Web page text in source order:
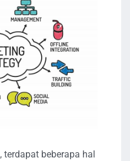
, terdapat beberapa hal